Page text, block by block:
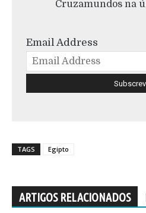
Cruzamundos na
Email Address
TAGS Egipto
ARTIGOS RELACIONADOS